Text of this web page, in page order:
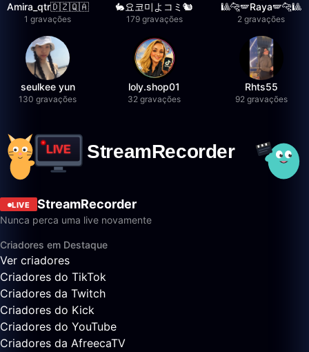
Amira_qtr🇩🇿🇶🇦
1 gravações
🐇요코미よコミ🐿
179 gravações
🎱🐆🪽Raya🪽🐆🎱
2 gravações
seulkee yun
130 gravações
loly.shop01
32 gravações
Rhts55
92 gravações
LIVE StreamRecorder
Nunca perca uma live novamente
Criadores em Destaque
Ver criadores
Criadores do TikTok
Criadores da Twitch
Criadores do Kick
Criadores do YouTube
Criadores da AfreecaTV